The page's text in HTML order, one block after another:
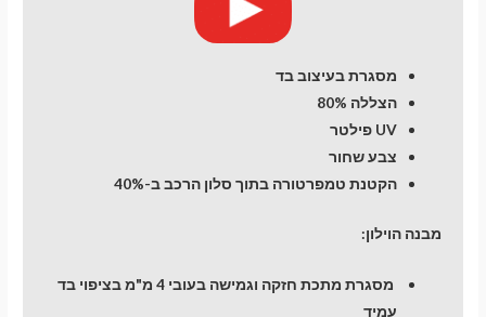
מסגרת בעיצוב בד
הצללה 80%
UV פילטר
צבע שחור
הקטנת טמפרטורה בתוך סלון הרכב ב-40%
מבנה הוילון:
מסגרת מתכת חזקה וגמישה בעובי 4 מ"מ בציפוי בד
עמיד
מעבר לסל הקניות